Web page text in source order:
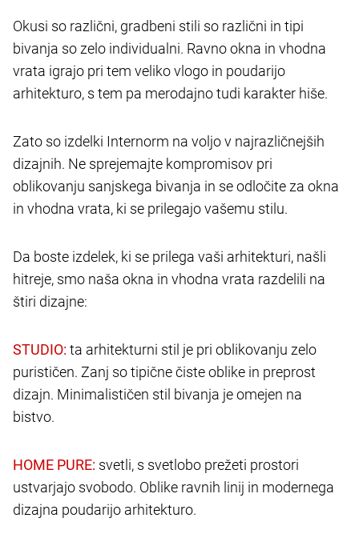
Okusi so različni, gradbeni stili so različni in tipi
bivanja so zelo individualni. Ravno okna in vhodna
vrata igrajo pri tem veliko vlogo in poudarijo
arhitekturo, s tem pa merodajno tudi karakter hiše.
Zato so izdelki Internorm na voljo v najrazličnejših
dizajnih. Ne sprejemajte kompromisov pri
oblikovanju sanjskega bivanja in se odločite za okna
in vhodna vrata, ki se prilegajo vašemu stilu.
Da boste izdelek, ki se prilega vaši arhitekturi, našli
hitreje, smo naša okna in vhodna vrata razdelili na
štiri dizajne:
ta arhitekturni stil je pri oblikovanju zelo
purističen. Zanj so tipične čiste oblike in preprost
dizajn. Minimalističen stil bivanja je omejen na
bistvo.
svetli, s svetlobo prežeti prostori
ustvarjajo svobodo. Oblike ravnih linij in modernega
dizajna poudarijo arhitekturo.